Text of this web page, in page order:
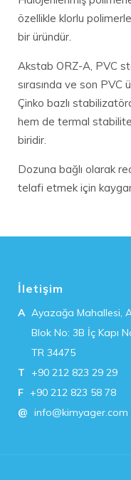
özellikle klorlu
bir üründür.
Akstab ORZ-A, PVC
sırasında ve son PVC
Çinko bazlı
hem de termal
biridir.
Dozuna bağlı olarak
telafi etmek için
İletişim
A Ayazağa Mahallesi,
Blok No: 3B İç Kapı
TR 34475
T +90 212 823 29 29
F +90 212 823 58 78
@ info@kimyager.com